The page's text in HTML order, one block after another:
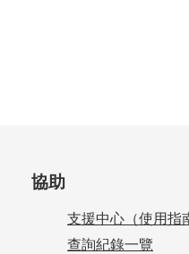
協助
支援中心（使用指
查詢紀錄一覽